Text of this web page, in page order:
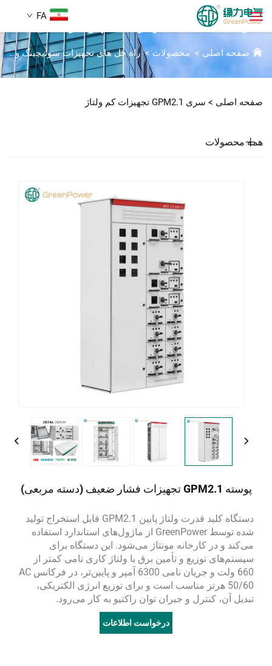
FA
محصولات
دربارهٔ ما
سری GPM2.1 تجهیزات کم ولتاژ
صفحه اصلی > محصولات > راه حل های تجهیزات سوئیچینگ ولتاژ پایین
صفحه اصلی > سری GPM2.1 تجهیزات کم ولتاژ
همه محصولات
پوسته GPM2.1 تجهیزات فشار ضعیف (دسته مربعی)
دستگاه کلید قدرت ولتاژ پایین GPM2.1 قابل استخراج تولید
شده توسط GreenPower از ماژول‌های استاندارد استفاده
می‌کند و در کارخانه مونتاژ می‌شود. این دستگاه برای
سیستم‌های توزیع و تأمین برق با ولتاژ کاری نامی کمتر از
660 ولت و جریان نامی 6300 آمپر و پایین‌تر، در فرکانس AC
50/60 هرتز مناسب است و برای توزیع انرژی الکتریکی،
تبدیل آن، کنترل و جبران توان راکتیو به کار می‌رود.
درخواست اطلاعات